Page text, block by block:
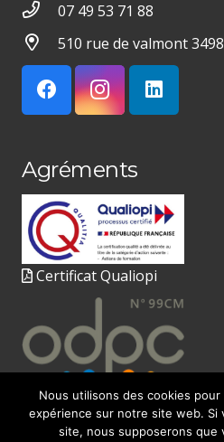
07 49 53 71 88
510 rue de valmont
Agréments
Certificat Qualiopi
Nous utilisons des cookies
expérience sur notre site web. Si
site, nous supposerons que